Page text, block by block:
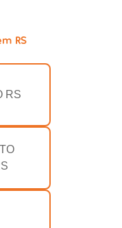
RS
RS